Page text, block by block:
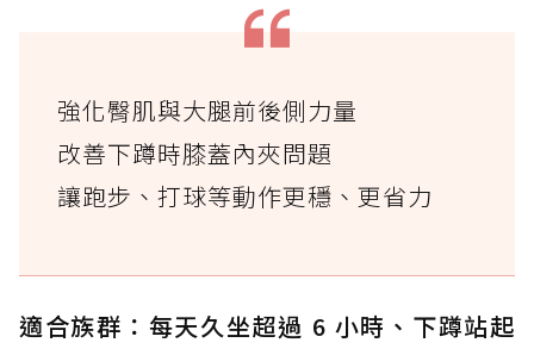
強化臀肌與大腿前後側力量
改善下蹲時膝蓋內夾問題
讓跑步、打球等動作更穩、更省力
適合族群：每天久坐超過 6 小時、下蹲站起